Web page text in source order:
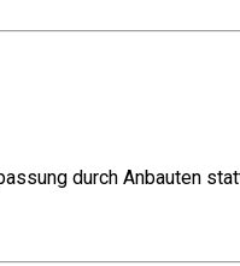
durch Anbauten